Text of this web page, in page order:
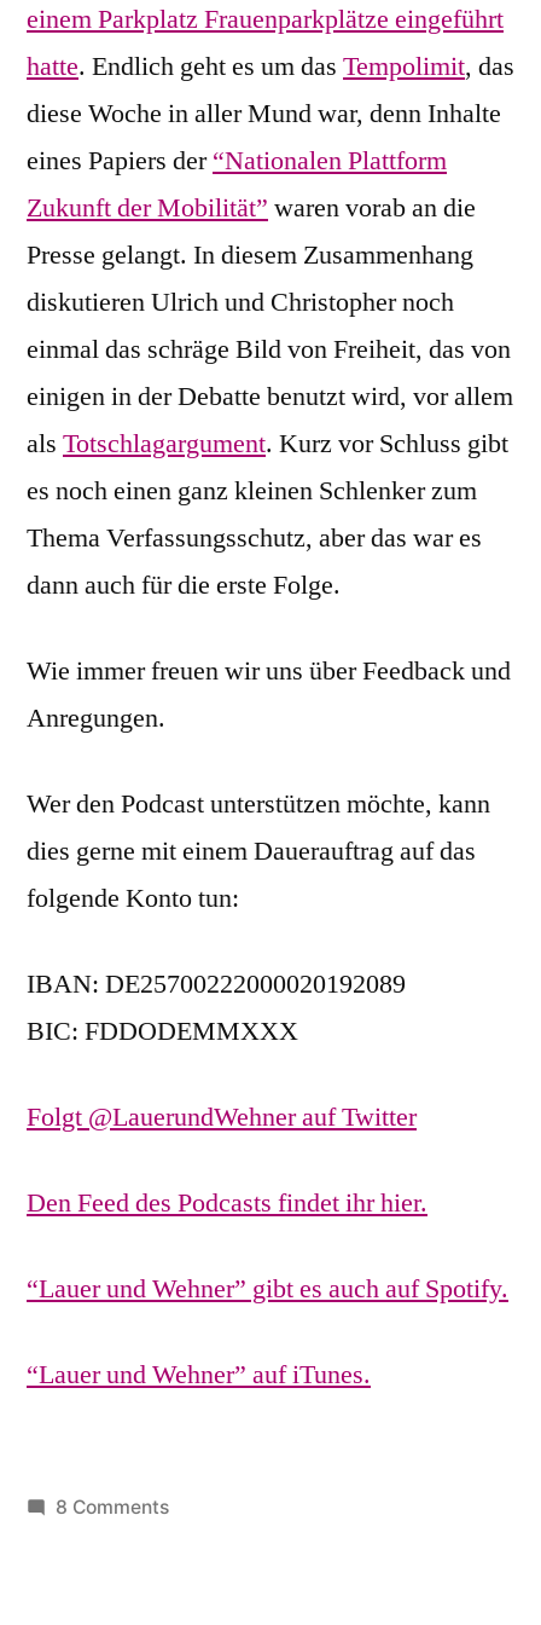
einem Parkplatz Frauenparkplätze eingeführt
hatte. Endlich geht es um das Tempolimit, das
diese Woche in aller Mund war, denn Inhalte
eines Papiers der“Nationalen Plattform
Zukunft der Mobilität” waren vorab an die
Presse gelangt. In diesem Zusammenhang
diskutieren Ulrich und Christopher noch
einmal das schräge Bild von Freiheit, das von
einigen in der Debatte benutzt wird, vor allem
als Totschlagargument. Kurz vor Schluss gibt
es noch einen ganz kleinen Schlenker zum
Thema Verfassungsschutz, aber das war es
dann auch für die erste Folge.
Wie immer freuen wir uns über Feedback und
Anregungen.
Wer den Podcast unterstützen möchte, kann
dies gerne mit einem Dauerauftrag auf das
folgende Konto tun:
IBAN: DE25700222000020192089
BIC: FDDODEMMXXX
Folgt @LauerundWehner auf Twitter
Den Feed des Podcasts findet ihr hier.
“Lauer und Wehner” gibt es auch auf Spotify.
“Lauer und Wehner” auf iTunes.
8 Commentson